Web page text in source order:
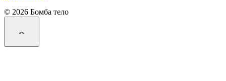
© 2026 Бомба тело